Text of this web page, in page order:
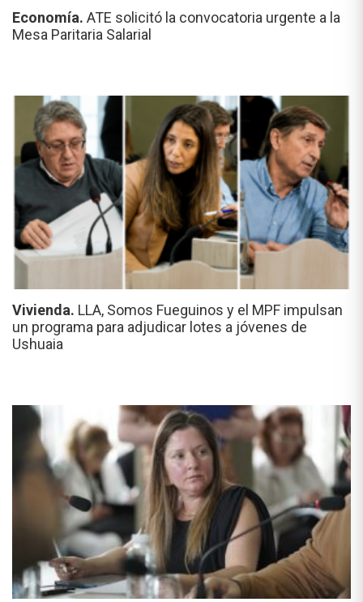
Economía. ATE solicitó la convocatoria urgente a la
Mesa Paritaria Salarial
Vivienda. LLA, Somos Fueguinos y el MPF impulsan
un programa para adjudicar lotes a jóvenes de
Ushuaia